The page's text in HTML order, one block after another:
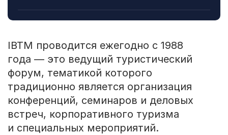
IBTM проводится ежегодно с 1988
года — это ведущий туристический
форум, тематикой которого
традиционно является организация
конференций, семинаров и деловых
встреч, корпоративного туризма
и специальных мероприятий.